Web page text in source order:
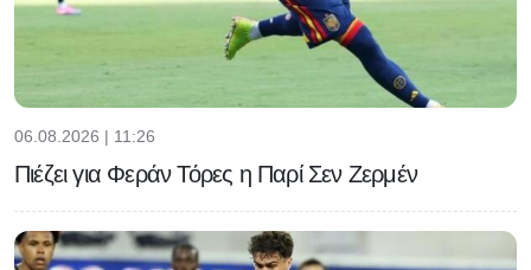
06.08.2026 | 11:26
Πιέζει για Φεράν Τόρες η Παρί Σεν Ζερμέν